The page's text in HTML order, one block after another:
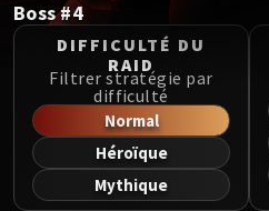
SIEGE OF
Fallen
Sha of
Iron
Boss#4
DIFFICULTÉ DU
RAID
Filtrer stratégie par
difficulté
Normal
Héroïque
Mythique